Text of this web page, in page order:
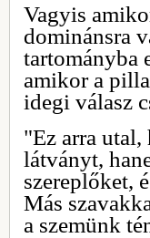
Vagyis
dominánsra
tartományba
amikor a
idegi válasz
"Ez arra utal,
látványt,
szereplőket,
Más
a szemünk